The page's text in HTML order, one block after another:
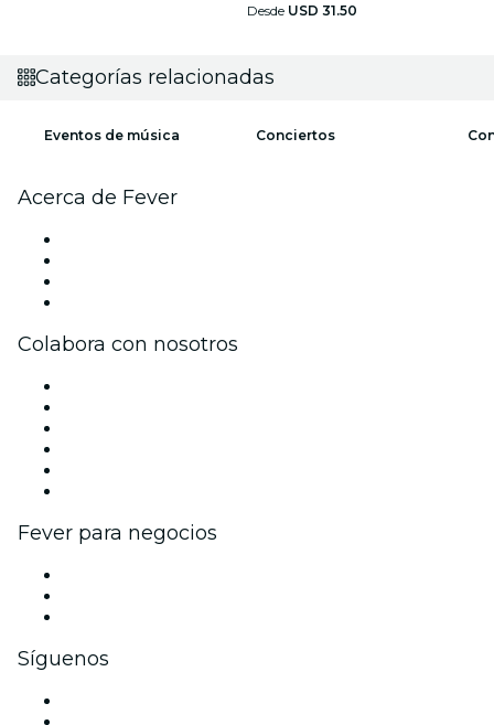
Desde USD 31.50
Categorías relacionadas
Eventos de música Conciertos
Acerca de Fever
Colabora con nosotros
Fever para negocios
Síguenos